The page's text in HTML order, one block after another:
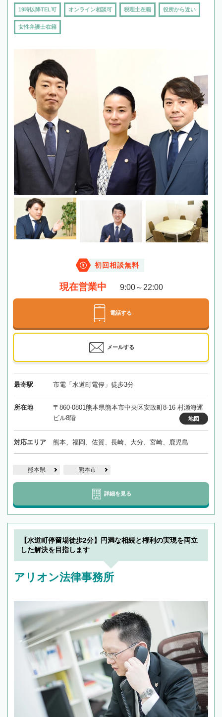
19時以降TEL可 オンライン相談可 税理士在籍 役所から近い
女性弁護士在籍
初回相談無料
現在営業中 9:00～22:00
電話する
メールする
最寄駅 市電「水道町電停」徒歩3分
所在地
〒860-0801熊本県熊本市中央区安政町8-16 村瀬海運
ビル8階
地図
対応エリア 熊本、福岡、佐賀、長崎、大分、宮崎、鹿児島
熊本県 熊本市
詳細を見る
【水道町停留場徒歩2分】円満な相続と権利の実現を両立
した解決を目指します
アリオン法律事務所